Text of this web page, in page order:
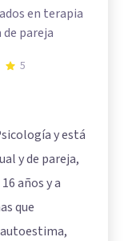
en terapia
pareja
5
y está
y de pareja,
años y a
que